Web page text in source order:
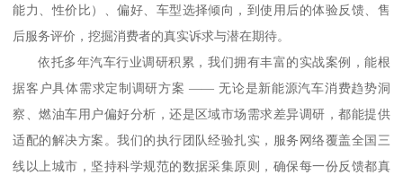
能力、性价比）、偏好、车型选择倾向，到使用后的体验反馈、售
后服务评价，挖掘消费者的真实诉求与潜在期待。
依托多年汽车行业调研积累，我们拥有丰富的实战案例，能根
据客户具体需求定制调研方案 —— 无论是新能源汽车消费趋势洞
察、燃油车用户偏好分析，还是区域市场需求差异调研，都能提供
适配的解决方案。我们的执行团队经验扎实，服务网络覆盖全国三
线以上城市，坚持科学规范的数据采集原则，确保每一份反馈都真